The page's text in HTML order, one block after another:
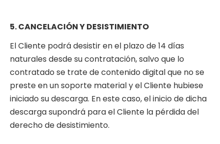
5. CANCELACIÓN Y DESISTIMIENTO
El Cliente podrá desistir en el plazo de 14 días
naturales desde su contratación, salvo que lo
contratado se trate de contenido digital que no se
preste en un soporte material y el Cliente hubiese
iniciado su descarga. En este caso, el inicio de dicha
descarga supondrá para el Cliente la pérdida del
derecho de desistimiento.